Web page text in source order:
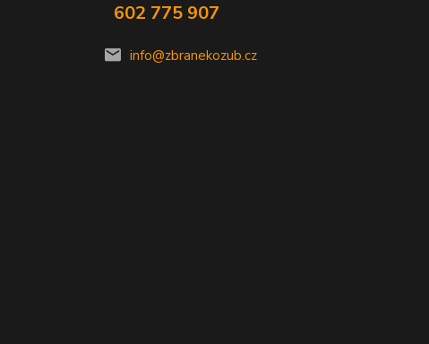
602 775 907
info@zbranekozub.cz